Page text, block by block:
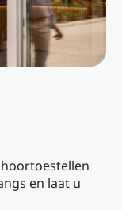
en laat u